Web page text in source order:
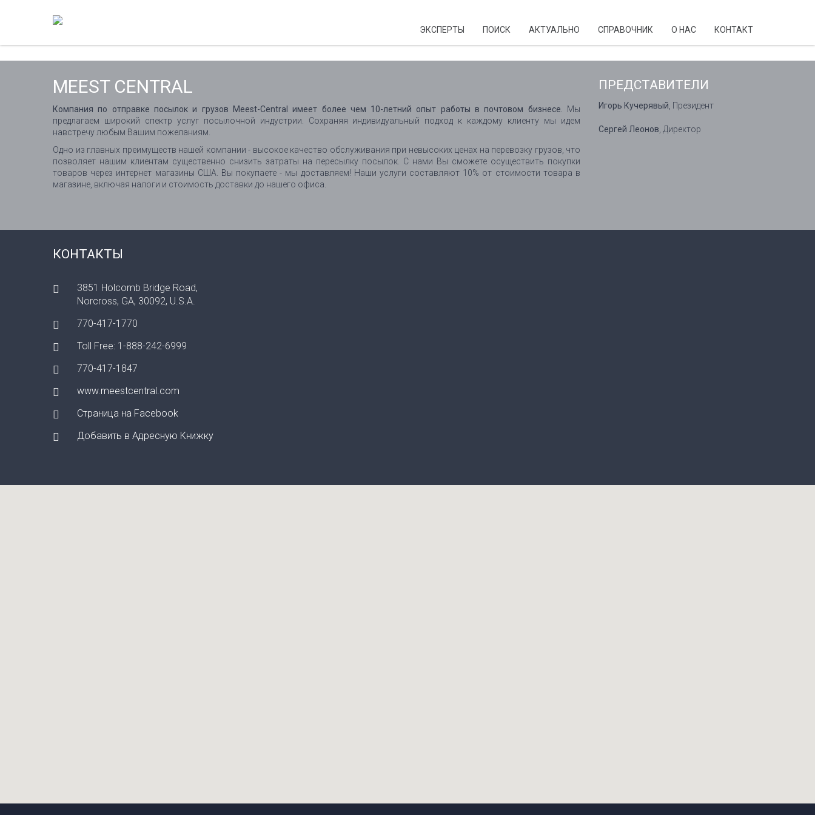
ЭКСПЕРТЫ ПОИСК АКТУАЛЬНО CПРАВОЧНИК О НАС КОНТАКТ
MEEST CENTRAL
Компания по отправке посылок и грузов Meest-Central имеет более чем 10-летний опыт работы в почтовом бизнесе.
Мы
предлагаем широкий спектр услуг посылочной индустрии. Сохраняя индивидуальный подход к каждому клиенту мы идем
навстречу любым Вашим пожеланиям.
Одно из главных преимуществ нашей компании - высокое качество обслуживания при невысоких ценах на перевозку грузов, что
позволяет нашим клиентам существенно снизить затраты на пересылку посылок. С нами Вы сможете осуществить покупки
товаров через интернет магазины США. Вы покупаете - мы доставляем! Наши услуги составляют 10% от стоимости товара в
магазине, включая налоги и стоимость доставки до нашего офиса.
ПРЕДСТАВИТЕЛИ
Игорь Кучерявый , Президент
Сергей Леонов , Директор
КОНТАКТЫ
3851 Holcomb Bridge Road,
Norcross, GA, 30092, U.S.A.
770-417-1770
Toll Free: 1-888-242-6999
770-417-1847
www.meestcentral.com
Страница на Facebook
Добавить в Адресную Книжку